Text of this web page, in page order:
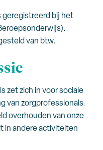
geregistreerd bij het
van btw.
zet zich in voor sociale
van zorgprofessionals.
overhouden van onze
in andere activiteiten